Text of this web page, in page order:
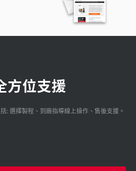
方位支援
: 選擇製程、到廠指導線上操作、售後支援。